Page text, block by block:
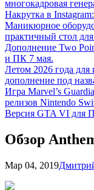
многокадровая
Накрутка в
Маникюрное
практичный стол
Дополнение Two
и ПК 7 мая.
Летом 2026 года для
дополнение под
Игра Marvel’s
релизов Nintendo
Версия GTA VI для
Обзор
Мар 04, 2019